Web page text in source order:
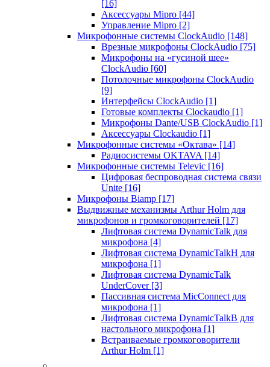
[16]
Аксессуары Mipro [44]
Управление Mipro [2]
Микрофонные системы ClockAudio [148]
Врезные микрофоны ClockAudio [75]
Микрофоны на «гусиной шее»
ClockAudio [60]
Потолочные микрофоны ClockAudio
[9]
Интерфейсы ClockAudio [1]
Готовые комплекты Clockaudio [1]
Микрофоны Dante/USB ClockAudio [1]
Аксессуары Clockaudio [1]
Микрофонные системы «Октава» [14]
Радиосистемы OKTAVA [14]
Микрофонные системы Televic [16]
Цифровая беспроводная система связи
Unite [16]
Микрофоны Biamp [17]
Выдвижные механизмы Arthur Holm для
микрофонов и громкоговорителей [17]
Лифтовая система DynamicTalk для
микрофона [4]
Лифтовая система DynamicTalkH для
микрофона [1]
Лифтовая система DynamicTalk
UnderCover [3]
Пассивная система MicConnect для
микрофона [1]
Лифтовая система DynamicTalkB для
настольного микрофона [1]
Встраиваемые громкоговорители
Arthur Holm [1]